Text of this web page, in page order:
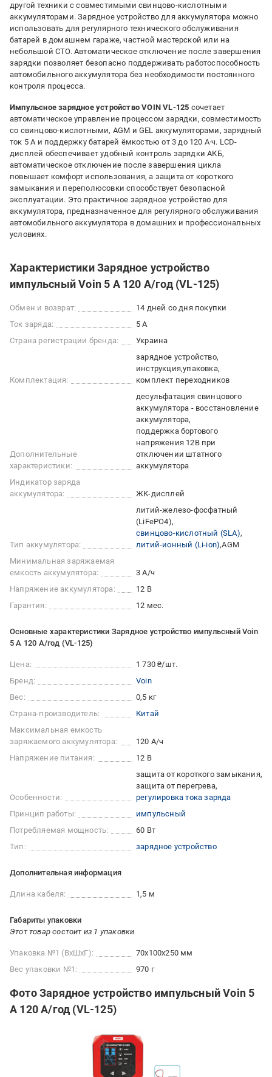
другой техники с совместимыми свинцово-кислотными
аккумуляторами. Зарядное устройство для аккумулятора можно
использовать для регулярного технического обслуживания
батарей в домашнем гараже, частной мастерской или на
небольшой СТО. Автоматическое отключение после завершения
зарядки позволяет безопасно поддерживать работоспособность
автомобильного аккумулятора без необходимости постоянного
контроля процесса.
Импульсное зарядное устройство VOIN VL-125 сочетает
автоматическое управление процессом зарядки, совместимость
со свинцово-кислотными, AGM и GEL аккумуляторами, зарядный
ток 5 А и поддержку батарей ёмкостью от 3 до 120 А·ч. LCD-
дисплей обеспечивает удобный контроль зарядки АКБ,
автоматическое отключение после завершения цикла
повышает комфорт использования, а защита от короткого
замыкания и переполюсовки способствует безопасной
эксплуатации. Это практичное зарядное устройство для
аккумулятора, предназначенное для регулярного обслуживания
автомобильного аккумулятора в домашних и профессиональных
условиях.
Характеристики Зарядное устройство
импульсный Voin 5 А 120 А/год (VL-125)
Обмен и возврат:
14 дней со дня покупки
Ток заряда:
5 А
Страна регистрации бренда:
Украина
Комплектация:
зарядное устройство
инструкция упаковка
комплект переходников
Дополнительные
характеристики:
десульфатация свинцового
аккумулятора - восстановление
аккумулятора
поддержка бортового
напряжения 12В при
отключении штатного
аккумулятора
Индикатор заряда
аккумулятора:
ЖК-дисплей
Тип аккумулятора:
литий-железо-фосфатный
(LiFePO4)
свинцово-кислотный (SLA)
литий-ионный (Li-ion) AGM
Минимальная заряжаемая
емкость аккумулятора:
3 А/ч
Напряжение аккумулятора:
12 В
Гарантия:
12 мес.
Основные характеристики Зарядное устройство импульсный Voin
5 А 120 А/год (VL-125)
Цена:
1 730 ₴/шт.
Бренд:
Voin
Вес:
0,5 кг
Страна-производитель:
Китай
Максимальная емкость
заряжаемого аккумулятора:
120 А/ч
Напряжение питания:
12 В
Особенности:
защита от короткого замыкания
защита от перегрева
регулировка тока заряда
Принцип работы:
импульсный
Потребляемая мощность:
60 Вт
Тип:
зарядное устройство
Дополнительная информация
Длина кабеля: 1,5 м
Габариты упаковки
Этот товар состоит из 1 упаковки
Упаковка №1 (ВхШхГ):
70x100x250 мм
Вес упаковки №1:
970 г
Фото Зарядное устройство импульсный Voin 5
А 120 А/год (VL-125)